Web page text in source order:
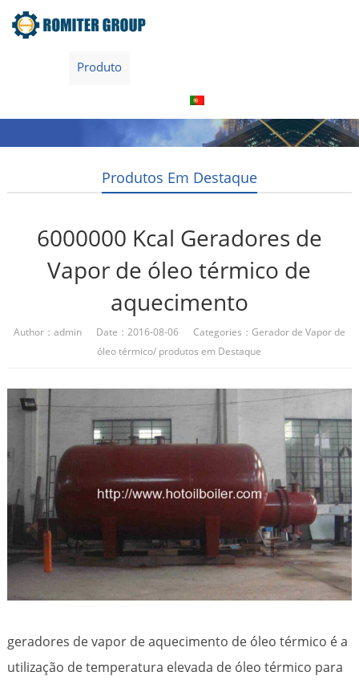
Produto
Produtos Em Destaque
6000000 Kcal Geradores de
Vapor de óleo térmico de
aquecimento
Author：admin Date：2016-08-06 Categories： Gerador de Vapor de
óleo térmico/ produtos em Destaque
geradores de vapor de aquecimento de óleo térmico é a
utilização de temperatura elevada de óleo térmico para